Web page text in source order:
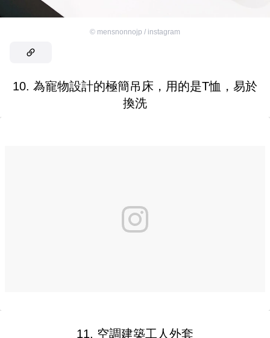
© mensnonnojp / instagram
10. 為寵物設計的極簡吊床，用的是T恤，易於
換洗
11. 空調建築工人外套